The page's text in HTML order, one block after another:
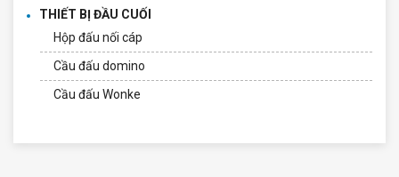
THIẾT BỊ ĐẦU CUỐI
Hộp đấu nối cáp
Cầu đấu domino
Cầu đấu Wonke